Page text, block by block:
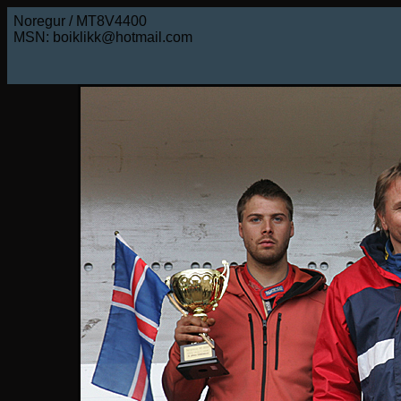
Noregur / MT8V4400
MSN: boiklikk@hotmail.com